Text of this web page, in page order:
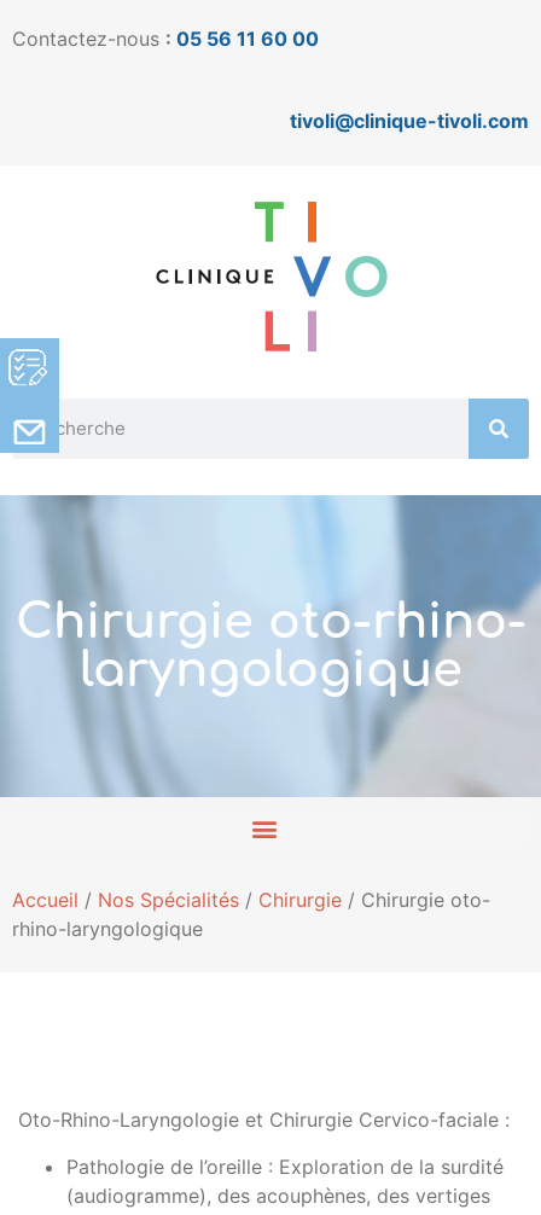
Contactez-nous : 05 56 11 60 00
tivoli@clinique-tivoli.com
Chirurgie oto-rhino-
laryngologique
Accueil / Nos Spécialités / Chirurgie / Chirurgie oto-
rhino-laryngologique
Oto-Rhino-Laryngologie et Chirurgie Cervico-faciale :
Pathologie de l’oreille : Exploration de la surdité
(audiogramme), des acouphènes, des vertiges